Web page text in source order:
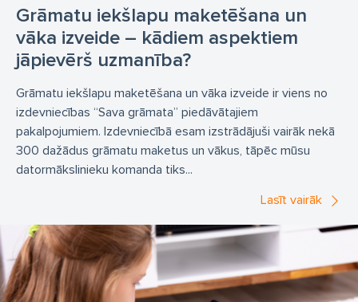
Grāmatu iekšlapu maketēšana un
vāka izveide – kādiem aspektiem
jāpievērš uzmanība?
Grāmatu iekšlapu maketēšana un vāka izveide ir viens no
izdevniecības “Sava grāmata” piedāvātajiem
pakalpojumiem. Izdevniecībā esam izstrādājuši vairāk nekā
300 dažādus grāmatu maketus un vākus, tāpēc mūsu
datormākslinieku komanda tiks...
Lasīt vairāk